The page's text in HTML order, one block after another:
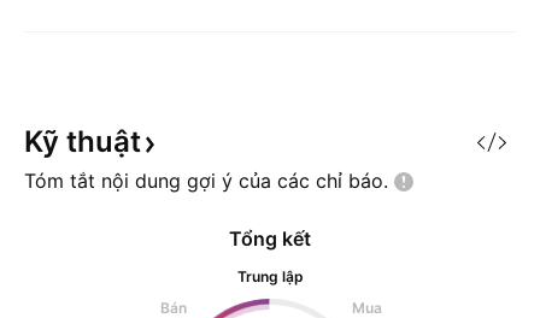
Kỹ thuật
Tóm tắt nội dung gợi ý của các chỉ báo.
Tổng kết
Trung lập
Bán
Mua